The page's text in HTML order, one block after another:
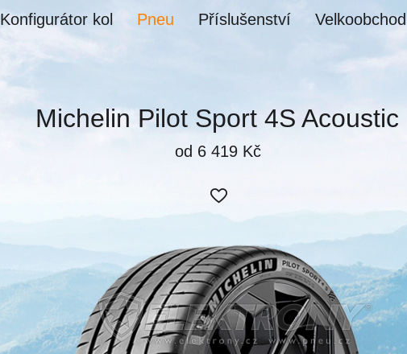
Velkoobchod
Příslušenství
Pneu
Konfigurátor kol
Michelin Pilot Sport 4S Acoustic
od 6 419 Kč